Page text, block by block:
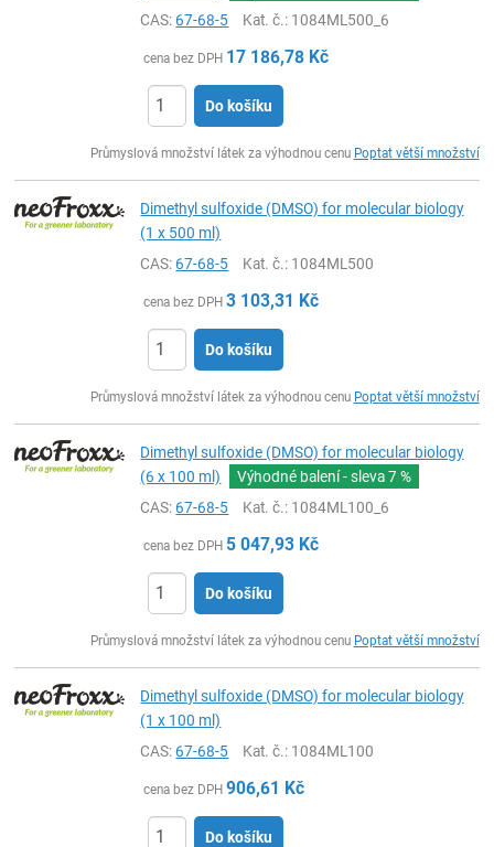
CAS:67-68-5 Kat. č.: 1084ML500_6
cena bez DPH 17 186,78 Kč
Do košíku
Průmyslová množství látek za výhodnou cenu Poptat větší množství
Dimethyl sulfoxide (DMSO) for molecular biology
(1 x 500 ml)
CAS:67-68-5 Kat. č.: 1084ML500
cena bez DPH 3 103,31 Kč
Do košíku
Průmyslová množství látek za výhodnou cenu Poptat větší množství
Dimethyl sulfoxide (DMSO) for molecular biology
(6 x 100 ml)
Výhodné balení - sleva7 %
CAS:67-68-5 Kat. č.: 1084ML100_6
cena bez DPH 5 047,93 Kč
Do košíku
Průmyslová množství látek za výhodnou cenu Poptat větší množství
Dimethyl sulfoxide (DMSO) for molecular biology
(1 x 100 ml)
CAS:67-68-5 Kat. č.: 1084ML100
cena bez DPH 906,61 Kč
Do košíku